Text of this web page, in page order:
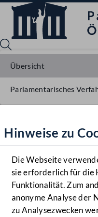
Hilfe
Benutzer
Navigationsmenü
MENÜ
Hinweise zu
Die Webseite
sie erforderlich für die
Funktionalität. Zum
anonyme Analyse der
zu Analysezwecken
Übersicht
Parlamentarisches